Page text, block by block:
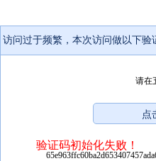
访问过于频繁，本次访问做以下验
请在
验证码初始化失败！